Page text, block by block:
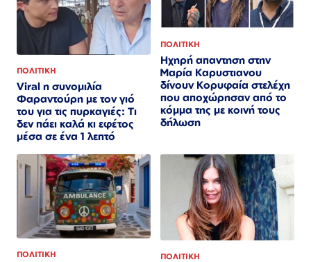
ΠΟΛΙΤΙΚΗ
Viral η συνομιλία
Φαραντούρη με τον γιό
του για τις πυρκαγιές: Τι
δεν πάει καλά κι εφέτος
μέσα σε ένα 1 λεπτό
ΠΟΛΙΤΙΚΗ
Ηχηρή απαντηση στην
Μαρία Καρυστιανου
δίνουν Κορυφαία στελέχη
που αποχώρησαν από το
κόμμα της με κοινή τους
δήλωση
ΠΟΛΙΤΙΚΗ ΠΟΛΙΤΙΚΗ